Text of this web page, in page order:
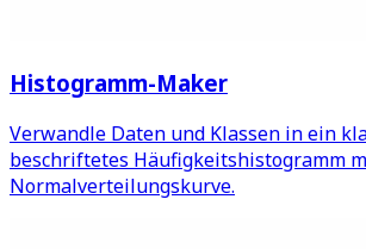
Histogramm-Maker
Verwandle Daten und Klassen in ein
beschriftetes Häufigkeitshistogramm
Normalverteilungskurve.